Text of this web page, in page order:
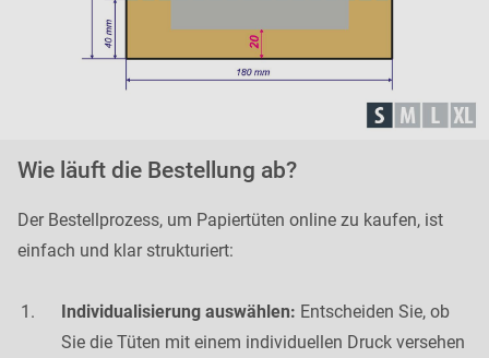
Wie läuft die Bestellung ab?
Der Bestellprozess, um Papiertüten online zu kaufen, ist
einfach und klar strukturiert:
Individualisierung auswählen: Entscheiden Sie, ob
Sie die Tüten mit einem individuellen Druck versehen